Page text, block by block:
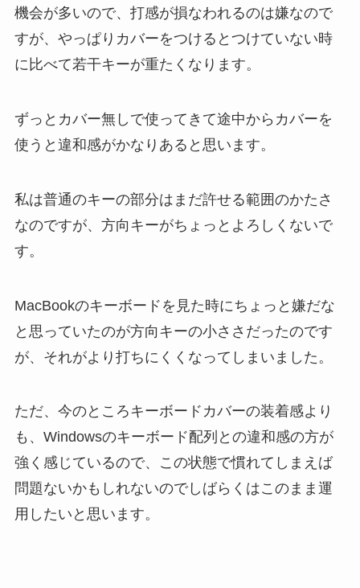
機会が多いので、打感が損なわれるのは嫌なので
すが、やっぱりカバーをつけるとつけていない時
に比べて若干キーが重たくなります。
ずっとカバー無しで使ってきて途中からカバーを
使うと違和感がかなりあると思います。
私は普通のキーの部分はまだ許せる範囲のかたさ
なのですが、方向キーがちょっとよろしくないで
す。
MacBookのキーボードを見た時にちょっと嫌だな
と思っていたのが方向キーの小ささだったのです
が、それがより打ちにくくなってしまいました。
ただ、今のところキーボードカバーの装着感より
も、Windowsのキーボード配列との違和感の方が
強く感じているので、この状態で慣れてしまえば
問題ないかもしれないのでしばらくはこのまま運
用したいと思います。